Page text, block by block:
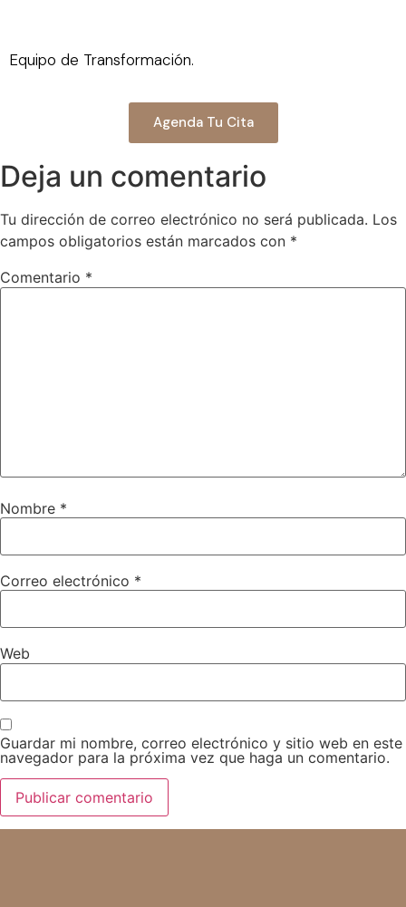
Equipo de Transformación.
Agenda Tu Cita
Deja un comentario
Tu dirección de correo electrónico no será publicada. Los
campos obligatorios están marcados con *
Comentario *
Nombre *
Correo electrónico *
Web
Guardar mi nombre, correo electrónico y sitio web en este
navegador para la próxima vez que haga un comentario.